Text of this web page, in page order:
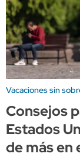
Vacaciones sin
Consejos
Estados
de más en